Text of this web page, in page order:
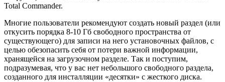
Total Commander.
Многие пользователи рекомендуют создать новый раздел (или
откусить порядка 8-10 Гб свободного пространства от
существующего) для записи на него установочных файлов, с
целью обезопасить себя от потери важной информации,
хранящейся на загрузочном разделе. Так и поступим,
подразумевая, что у вас нет небольшого свободного раздела,
созданного для инсталляции «десятки» с жесткого диска.